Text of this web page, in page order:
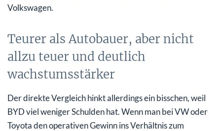
Volkswagen.
Teurer als Autobauer, aber nicht
allzu teuer und deutlich
wachstumsstärker
Der direkte Vergleich hinkt allerdings ein bisschen, weil
BYD viel weniger Schulden hat. Wenn man bei VW oder
Toyota den operativen Gewinn ins Verhältnis zum